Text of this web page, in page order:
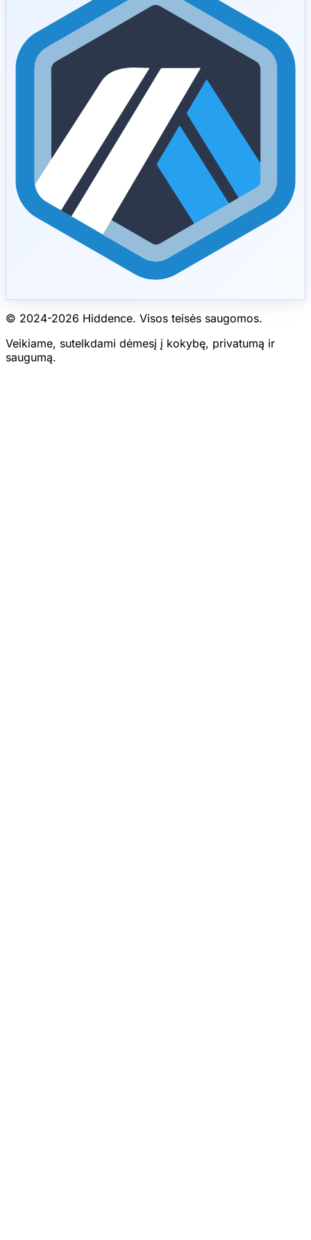
© 2024-2026 Hiddence. Visos teisės saugomos.
Veikiame, sutelkdami dėmesį į kokybę, privatumą ir
saugumą.